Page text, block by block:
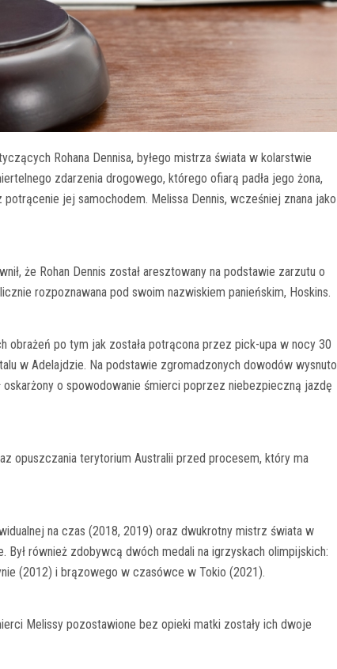
Rohana Dennisa, byłego mistrza świata w kolarstwie
zdarzenia drogowego, którego ofiarą padła jego żona,
jej samochodem. Melissa Dennis, wcześniej znana jako
że Rohan Dennis został aresztowany na podstawie zarzutu o
rozpoznawana pod swoim nazwiskiem panieńskim, Hoskins.
obrażeń po tym jak została potrącona przez pick-upa w nocy 30
w Adelajdzie. Na podstawie zgromadzonych dowodów wysnuto
oskarżony o spowodowanie śmierci poprzez niebezpieczną jazdę
opuszczania terytorium Australii przed procesem, który ma
na czas (2018, 2019) oraz dwukrotny mistrz świata w
również zdobywcą dwóch medali na igrzyskach olimpijskich:
(2012) i brązowego w czasówce w Tokio (2021).
Melissy pozostawione bez opieki matki zostały ich dwoje